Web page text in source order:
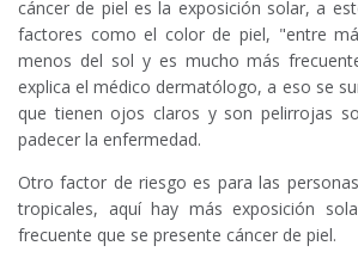
cáncer de piel es la exposición solar, a
factores como el color de piel, "entre
menos del sol y es mucho más
explica el médico dermatólogo, a eso se
que tienen ojos claros y son pelirrojas
padecer la enfermedad.
Otro factor de riesgo es para las
tropicales, aquí hay más exposición
frecuente que se presente cáncer de piel.